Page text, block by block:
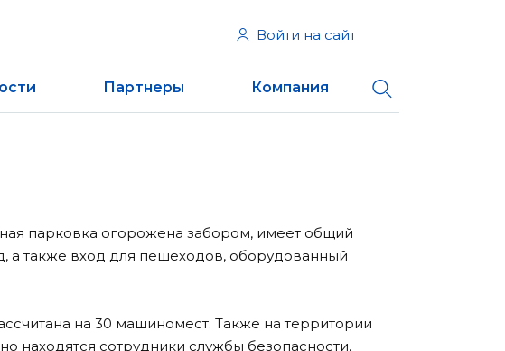
Войти на сайт
Партнеры Компания
парковка огорожена забором, имеет общий
а также вход для пешеходов, оборудованный
на 30 машиномест. Также на территории
находятся сотрудники службы безопасности,